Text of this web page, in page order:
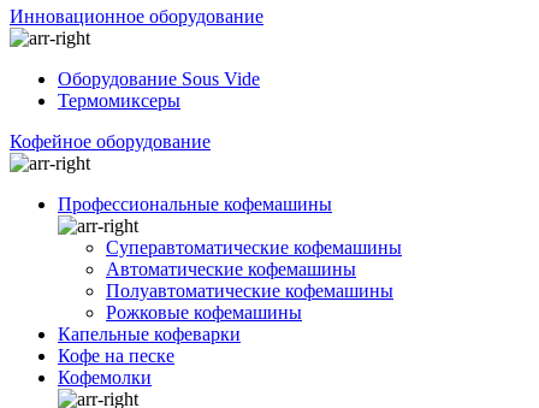
Инновационное оборудование
Оборудование Sous Vide
Термомиксеры
Кофейное оборудование
Профессиональные кофемашины
Суперавтоматические кофемашины
Автоматические кофемашины
Полуавтоматические кофемашины
Рожковые кофемашины
Капельные кофеварки
Кофе на песке
Кофемолки